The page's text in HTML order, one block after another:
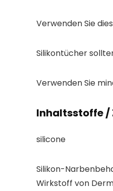
Verwenden Sie
Silikontücher
Verwenden Sie
Inhaltsstoffe /
silicone
Silikon-
Wirkstoff von